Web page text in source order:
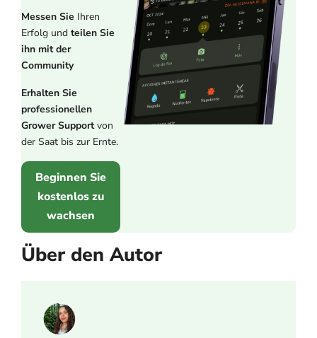
Messen Sie Ihren
Erfolg und teilen Sie
ihn mit der
Community
Erhalten Sie
professionellen
Grower Supportvon
der Saat bis zur Ernte.
Beginnen Sie
kostenlos zu
wachsen
Über den Autor